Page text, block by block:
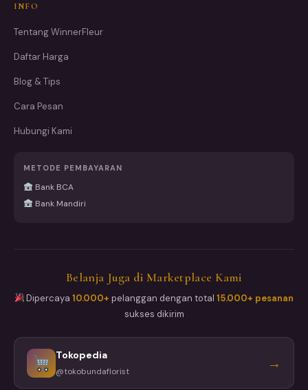
INFO
Tentang WinnerFleur
Daftar Harga
Blog & Tips
Cara Pesan
Hubungi Kami
METODE PEMBAYARAN
Bank BCA
Bank Mandiri
Belanja Juga di Marketplace Kami
Dipercaya10.000+ pelanggan dengan total15.000+ pesanan
sukses dikirim
Tokopedia
@tokobundaflorist →